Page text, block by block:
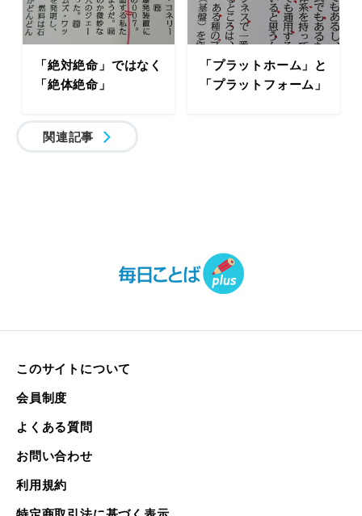
「絶対絶命」ではなく
「絶体絶命」
「プラットホーム」と
「プラットフォーム」
関連記事
このサイトについて
会員制度
よくある質問
お問い合わせ
利用規約